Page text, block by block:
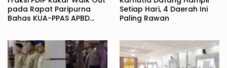
pada Rapat Paripurna
Bahas KUA-PPAS APBD
Setiap Hari, 4 Daerah Ini
Paling Rawan